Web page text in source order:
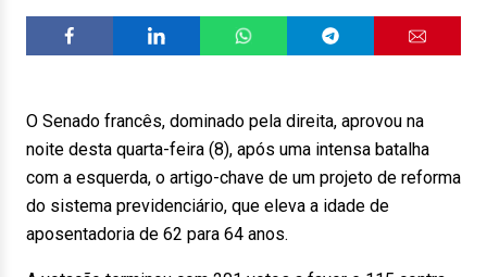
O Senado francês, dominado pela direita, aprovou na
noite desta quarta-feira (8), após uma intensa batalha
com a esquerda, o artigo-chave de um projeto de reforma
do sistema previdenciário, que eleva a idade de
aposentadoria de 62 para 64 anos.